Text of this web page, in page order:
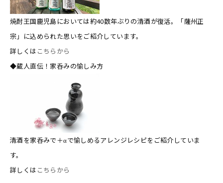
焼酎王国鹿児島においては約40数年ぶりの清酒が復活。「薩州正
宗」に込められた思いをご紹介しています。
詳しくは こちらから
◆蔵人直伝！家呑みの愉しみ方
清酒を家呑みで＋αで愉しめるアレンジレシピをご紹介していま
す。
詳しくは こちらから